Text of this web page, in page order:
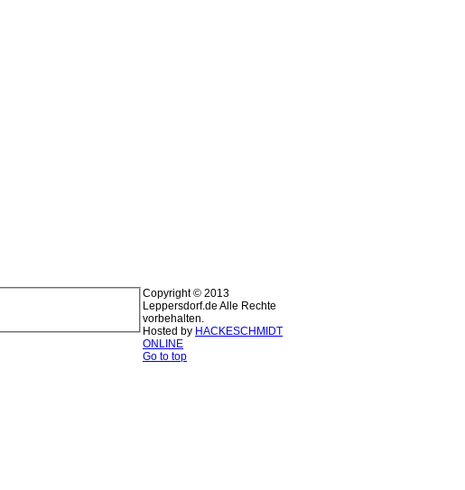
Copyright © 2013
Leppersdorf.de Alle Rechte
vorbehalten.
Hosted by HACKESCHMIDT
ONLINE
Go to top